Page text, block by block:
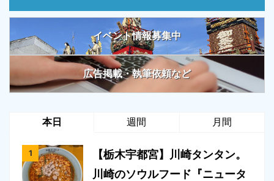
イベント情報募集中
広告掲載・執筆依頼など
本日 週間 月間
【栃木宇都宮】川崎タンタン。
川崎のソウルフード『ニュータ